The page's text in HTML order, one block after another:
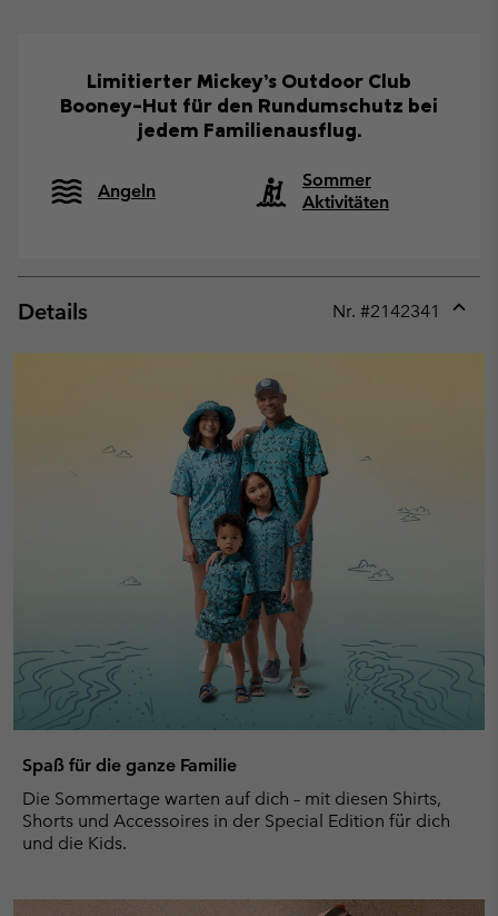
Limitierter Mickey’s Outdoor Club
Booney-Hut für den Rundumschutz bei
jedem Familienausflug.
Angeln
Sommer
Aktivitäten
Details Nr. #2142341
or
Spaß für die ganze Familie
Die Sommertage warten auf dich – mit diesen Shirts,
Shorts und Accessoires in der Special Edition für dich
und die Kids.